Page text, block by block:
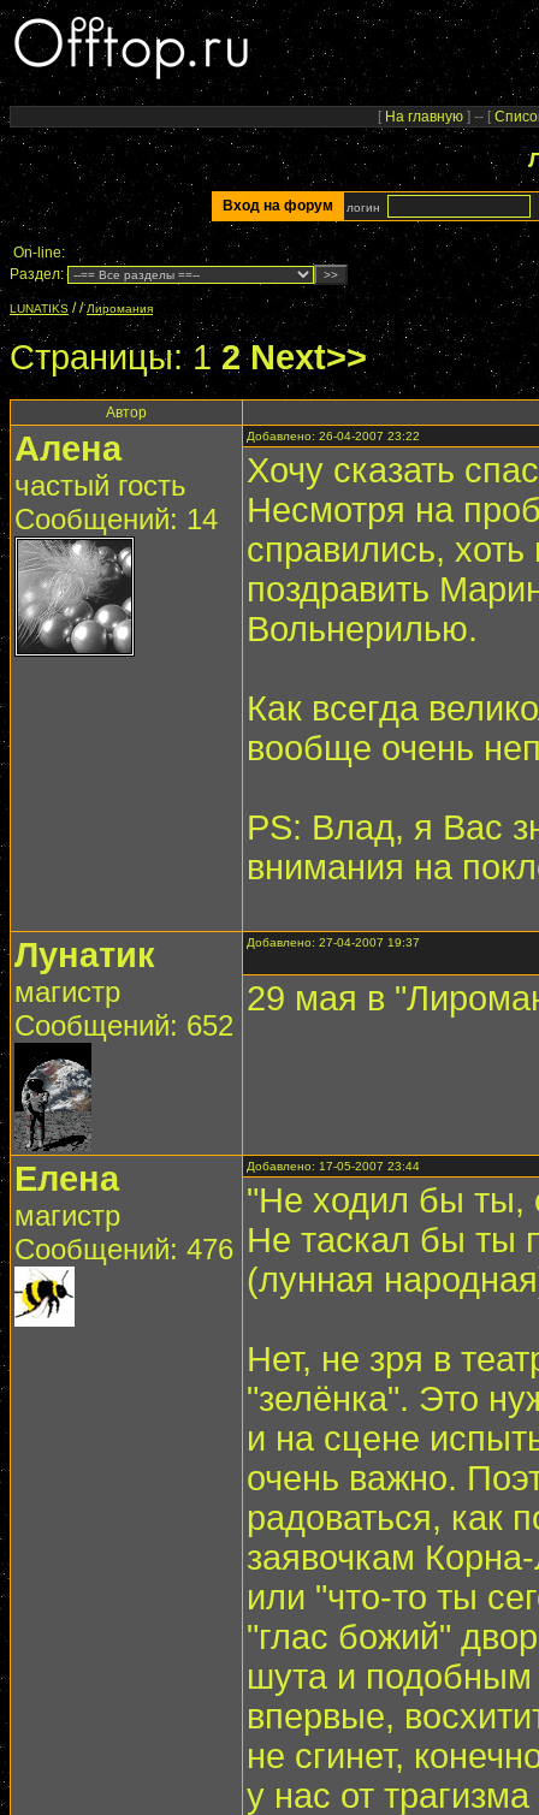
[ На главную] -- [
Вход на форум логин
On-line:
Раздел:
LUNATIKS //Лиромания
Страницы: 1 2 Next>>
Автор
Алена
частый гость
Сообщений: 14
Добавлено: 26-04-2007 23:22
Хочу сказать
Несмотря на
справились,
поздравить
Вольнерилью.
Как всегда
вообще очень
PS: Влад, я Вас
внимания на
Лунатик
магистр
Сообщений: 652
Добавлено: 27-04-2007 19:37
29 мая в
Елена
магистр
Сообщений: 476
Добавлено: 17-05-2007 23:44
"Не ходил бы ты,
Не таскал бы ты
(лунная
Нет, не зря в
"зелёнка". Это
и на сцене
очень важно.
радоваться, как
заявочкам
или "что-то ты
"глас божий"
шута и подобным
впервые,
не сгинет,
у нас от